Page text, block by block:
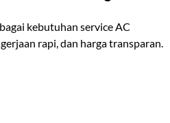
kebutuhan service AC
rapi, dan harga transparan.